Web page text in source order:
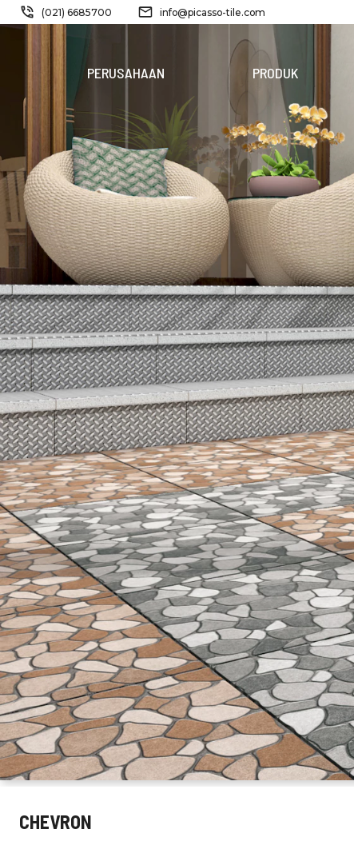
(021) 6685700 info@picasso-tile.com
PERUSAHAAN PRODUK
PRODUKBARU
FERRIDE
STORM
PINATUBO
MEREKKAMI
CHEVRON